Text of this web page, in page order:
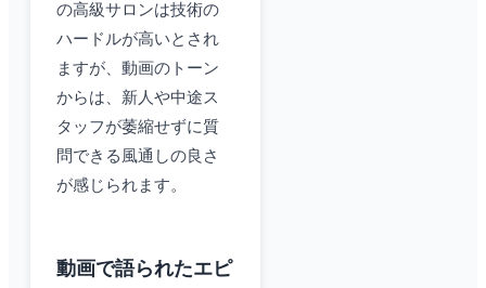
の高級サロンは技術の
ハードルが高いとされ
ますが、動画のトーン
からは、新人や中途ス
タッフが萎縮せずに質
問できる風通しの良さ
が感じられます。
動画で語られたエピ